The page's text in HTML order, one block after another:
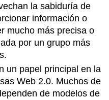
la sabiduría de
información o
mucho más precisa o
por un grupo más
un papel principal en la
Web 2.0. Muchos de
de modelos de